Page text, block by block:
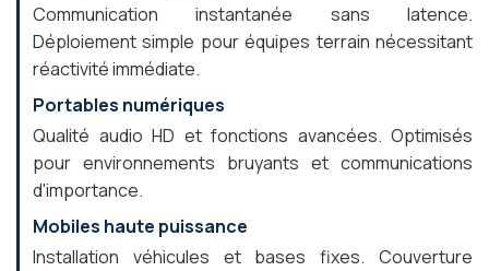
Communication instantanée sans latence.
Déploiement simple pour équipes terrain nécessitant
réactivité immédiate.
Portables numériques
Qualité audio HD et fonctions avancées. Optimisés
pour environnements bruyants et communications
d'importance.
Mobiles haute puissance
Installation véhicules et bases fixes. Couverture